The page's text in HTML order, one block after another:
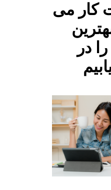
کار می
در